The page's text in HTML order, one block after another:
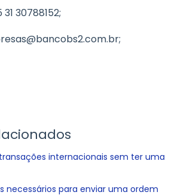
30788152;
internacionais sem ter uma
necessários para enviar uma ordem